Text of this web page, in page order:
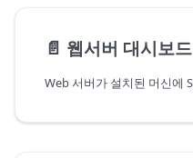
📄️ 웹서버 대시보드